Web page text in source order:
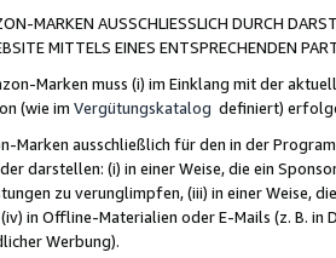
MARKEN AUSSCHLIESSLICH DURCH
MITTELS EINES ENTSPRECHENDEN
Marken muss (i) im Einklang mit der
(wie im Vergütungskatalog definiert)
Marken ausschließlich für den in der
darstellen: (i) in einer Weise, die ein
zu verunglimpfen, (iii) in einer Weise,
in Offline-Materialien oder E-Mails (z. B. in
Werbung).